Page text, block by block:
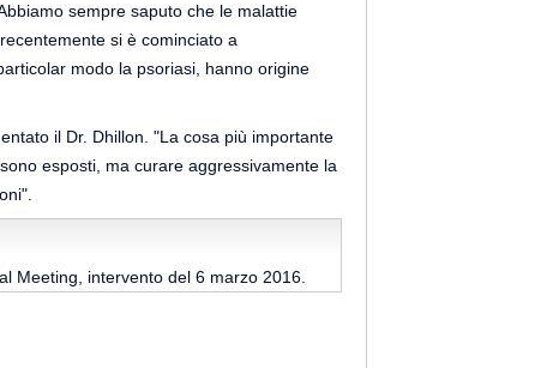
sempre saputo che le malattie
si è cominciato a
modo la psoriasi, hanno origine
il Dr. Dhillon. "La cosa più importante
esposti, ma curare aggressivamente la
Meeting, intervento del 6 marzo 2016.